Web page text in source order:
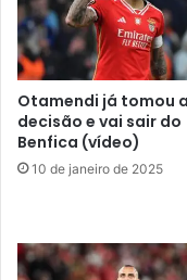
Otamendi já tomou a
decisão e vai sair do
Benfica (vídeo)
10 de janeiro de 2025